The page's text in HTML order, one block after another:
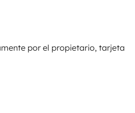
por el propietario, tarjeta